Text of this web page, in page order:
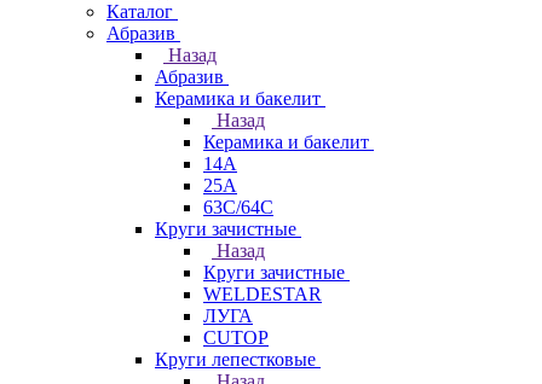
Каталог
Абразив
Назад
Абразив
Керамика и бакелит
Назад
Керамика и бакелит
14А
25А
63С/64С
Круги зачистные
Назад
Круги зачистные
WELDESTAR
ЛУГА
CUTOP
Круги лепестковые